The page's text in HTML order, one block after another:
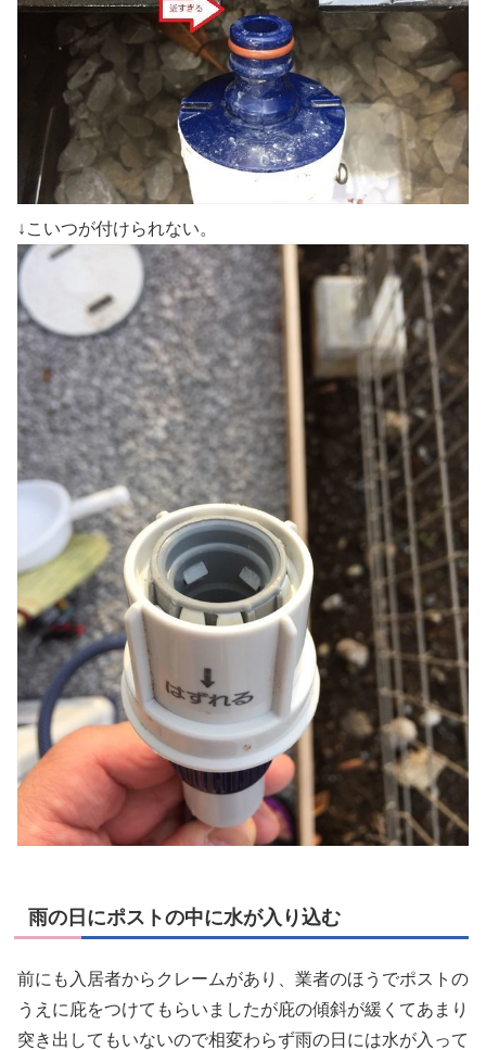
↓こいつが付けられない。
雨の日にポストの中に水が入り込む
前にも入居者からクレームがあり、業者のほうでポストの
うえに庇をつけてもらいましたが庇の傾斜が緩くてあまり
突き出してもいないので相変わらず雨の日には水が入って